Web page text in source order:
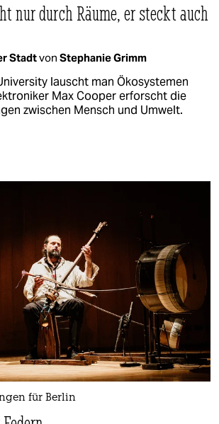
nur durch Räume, er steckt auch
Stadtvon Stephanie Grimm
lauscht man Ökosystemen
Max Cooper erforscht die
zwischen Mensch und Umwelt.
für Berlin